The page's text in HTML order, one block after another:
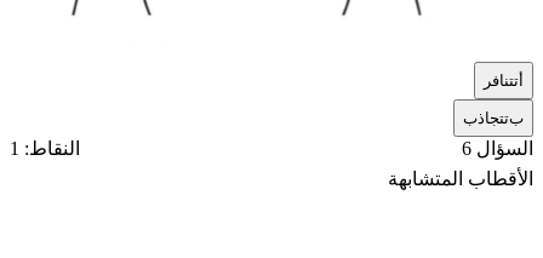
تتنافر
بتتجاذب
السؤال 6
النقاط: 1
الأقطاب المتشابهة